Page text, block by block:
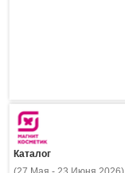
Каталог